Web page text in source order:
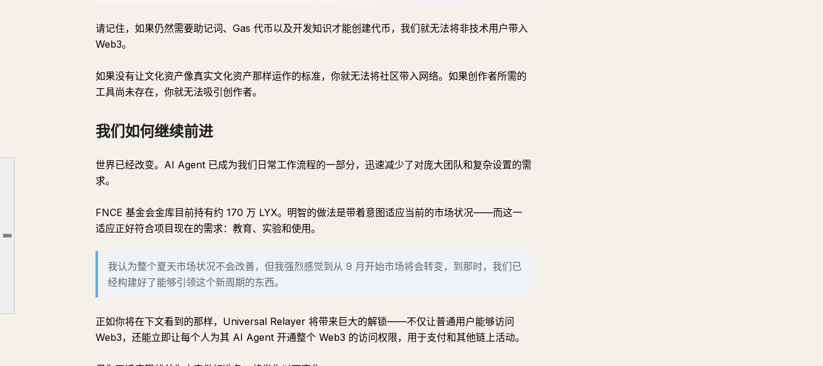
我将从这里开始构建什么
请记住，如果仍然需要助记词、Gas 代币以及开发知识才能创建代币，我们就无法将非技术用户带入
Web3。
如果没有让文化资产像真实文化资产那样运作的标准，你就无法将社区带入网络。如果创作者所需的
工具尚未存在，你就无法吸引创作者。
我们如何继续前进
世界已经改变。AI Agent 已成为我们日常工作流程的一部分，迅速减少了对庞大团队和复杂设置的需
求。
FNCE 基金会金库目前持有约 170 万 LYX。明智的做法是带着意图适应当前的市场状况——而这一
适应正好符合项目现在的需求：教育、实验和使用。
我认为整个夏天市场状况不会改善，但我强烈感觉到从 9 月开始市场将会转变，到那时，我们已
经构建好了能够引领这个新周期的东西。
正如你将在下文看到的那样，Universal Relayer 将带来巨大的解锁——不仅让普通用户能够访问
Web3，还能立即让每个人为其 AI Agent 开通整个 Web3 的访问权限，用于支付和其他链上活动。